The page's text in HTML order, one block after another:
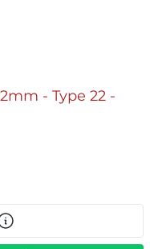
- Type 22 -